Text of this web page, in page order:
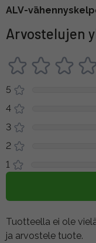
ALV-
Arvostelujen
5
4
3
2
1
Tuotteella ei ole
ja arvostele tuote.